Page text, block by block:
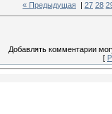
« Предыдущая 27 28
Добавлять комментарии
[